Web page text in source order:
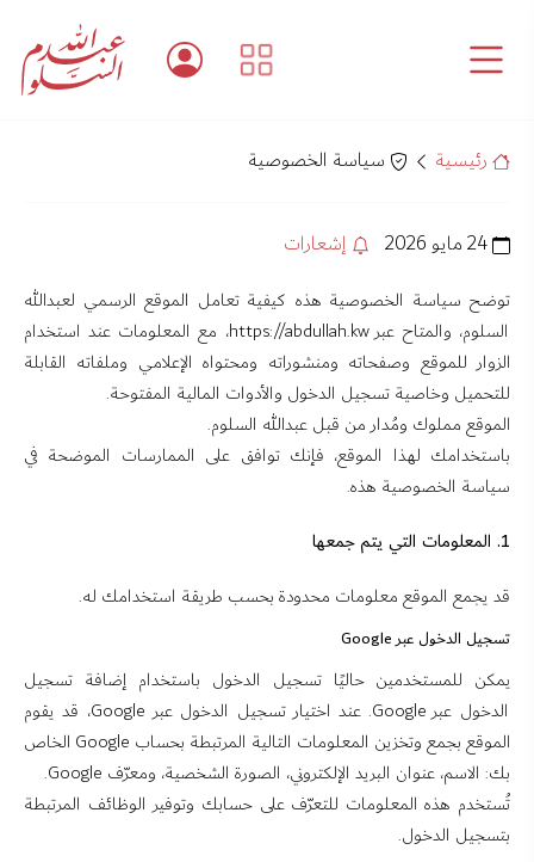
رئيسية سياسة الخصوصية
إشعارات
توضح سياسة الخصوصية هذه كيفية تعامل الموقع الرسمي لعبدالله
السلوم، والمتاح عبر https://abdullah.kw، مع المعلومات عند استخدام
الزوار للموقع وصفحاته ومنشوراته ومحتواه الإعلامي وملفاته القابلة
للتحميل وخاصية تسجيل الدخول والأدوات المالية المفتوحة.
الموقع مملوك ومُدار من قبل عبدالله السلوم.
باستخدامك لهذا الموقع، فإنك توافق على الممارسات الموضحة في
سياسة الخصوصية هذه.
1. المعلومات التي يتم جمعها
قد يجمع الموقع معلومات محدودة بحسب طريقة استخدامك له.
تسجيل الدخول عبر Google
يمكن للمستخدمين حاليًا تسجيل الدخول باستخدام إضافة تسجيل
الدخول عبر Google. عند اختيار تسجيل الدخول عبر Google، قد يقوم
الموقع بجمع وتخزين المعلومات التالية المرتبطة بحساب Google الخاص
بك: الاسم، عنوان البريد الإلكتروني، الصورة الشخصية، ومعرّف Google.
تُستخدم هذه المعلومات للتعرّف على حسابك وتوفير الوظائف المرتبطة
بتسجيل الدخول.